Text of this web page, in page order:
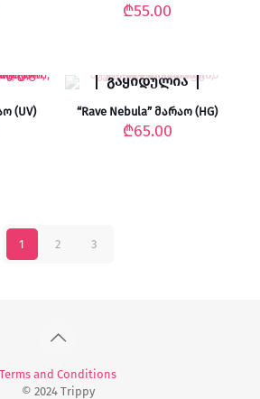
₾55.00
(UV)
გაყიდულია
“Rave Nebula” მარაო (HG)
₾65.00
1 2 3
Terms and Conditions
© 2024 Trippy